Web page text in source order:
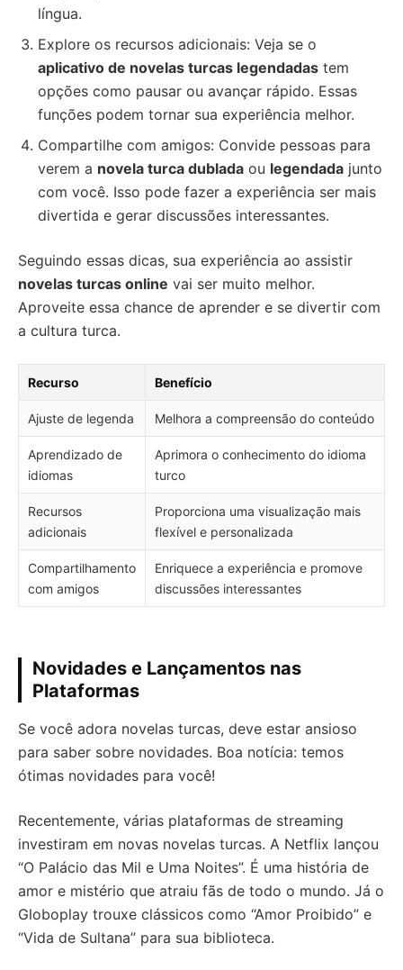
língua.
Explore os recursos adicionais: Veja se o
aplicativo de novelas turcas legendadas tem
opções como pausar ou avançar rápido. Essas
funções podem tornar sua experiência melhor.
Compartilhe com amigos: Convide pessoas para
verem a novela turca dublada ou legendada junto
com você. Isso pode fazer a experiência ser mais
divertida e gerar discussões interessantes.
Seguindo essas dicas, sua experiência ao assistir
novelas turcas online vai ser muito melhor.
Aproveite essa chance de aprender e se divertir com
a cultura turca.
Recurso Benefício
Ajuste de legenda Melhora a compreensão do conteúdo
Aprendizado de
idiomas
Aprimora o conhecimento do idioma
turco
Recursos
adicionais
Proporciona uma visualização mais
flexível e personalizada
Compartilhamento
com amigos
Enriquece a experiência e promove
discussões interessantes
Novidades e Lançamentos nas
Plataformas
Se você adora novelas turcas, deve estar ansioso
para saber sobre novidades. Boa notícia: temos
ótimas novidades para você!
Recentemente, várias plataformas de streaming
investiram em novas novelas turcas. A Netflix lançou
“O Palácio das Mil e Uma Noites”. É uma história de
amor e mistério que atraiu fãs de todo o mundo. Já o
Globoplay trouxe clássicos como “Amor Proibido” e
“Vida de Sultana” para sua biblioteca.